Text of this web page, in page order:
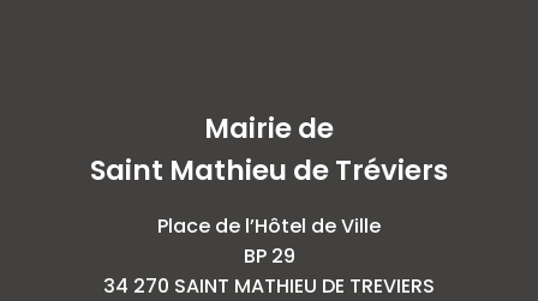
Mairie de
Saint Mathieu de Tréviers
Place de l’Hôtel de Ville
BP 29
34 270 SAINT MATHIEU DE TREVIERS